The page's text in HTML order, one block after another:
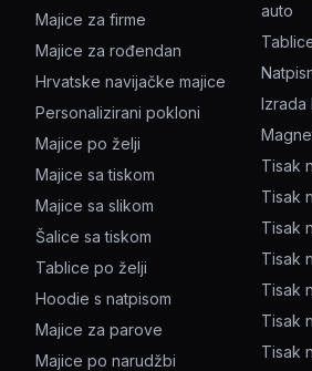
Majice za firme
Majice za rođendan
Hrvatske navijačke majice
Personalizirani pokloni
Majice po želji
Majice sa tiskom
Majice sa slikom
Šalice sa tiskom
Tablice po želji
Hoodie s natpisom
Majice za parove
Majice po narudžbi
auto
Izrada
Tisak
Tisak
Tisak
Tisak
Tisak
Tisak
Tisak